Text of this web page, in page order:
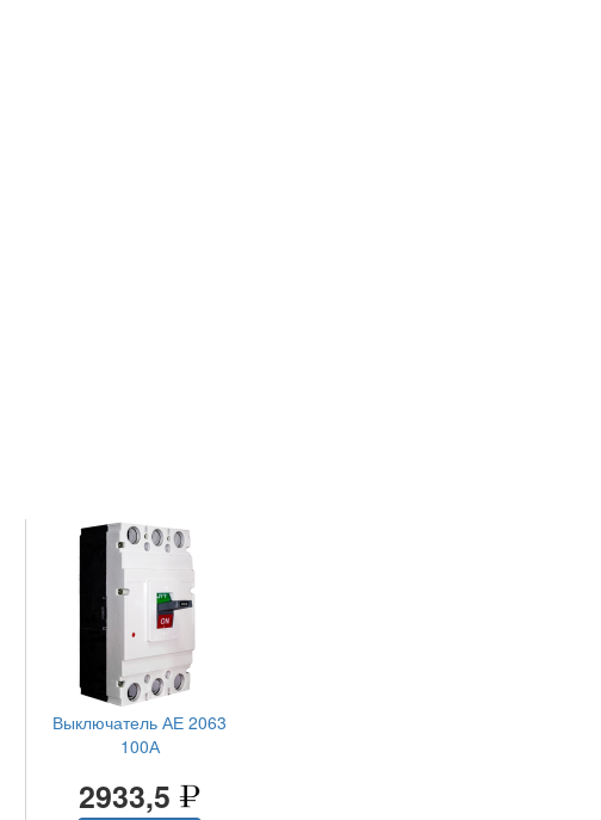
Выключатель АЕ 2063
100А
2933,5